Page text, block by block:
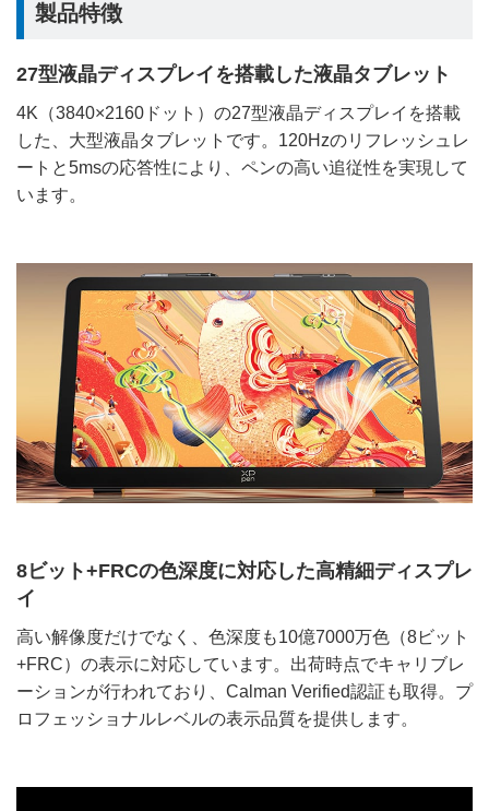
製品特徴
27型液晶ディスプレイを搭載した液晶タブレット
4K（3840×2160ドット）の27型液晶ディスプレイを搭載
した、大型液晶タブレットです。120Hzのリフレッシュレ
ートと5msの応答性により、ペンの高い追従性を実現して
います。
8ビット+FRCの色深度に対応した高精細ディスプレ
イ
高い解像度だけでなく、色深度も10億7000万色（8ビット
+FRC）の表示に対応しています。出荷時点でキャリブレ
ーションが行われており、Calman Verified認証も取得。プ
ロフェッショナルレベルの表示品質を提供します。